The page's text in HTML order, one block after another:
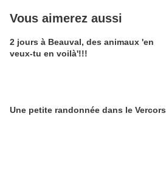
Vous aimerez aussi
2 jours à Beauval, des animaux 'en
veux-tu en voilà'!!!
Une petite randonnée dans le Vercors